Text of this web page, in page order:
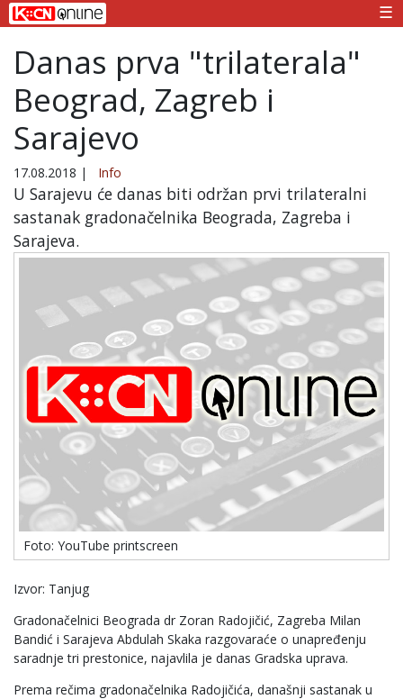
☰
Danas prva "trilaterala"
Beograd, Zagreb i
Sarajevo
17.08.2018 | Info
U Sarajevu će danas biti održan prvi trilateralni
sastanak gradonačelnika Beograda, Zagreba i
Sarajeva.
Foto: YouTube printscreen
Izvor: Tanjug
Gradonačelnici Beograda dr Zoran Radojičić, Zagreba Milan
Bandić i Sarajeva Abdulah Skaka razgovaraće o unapređenju
saradnje tri prestonice, najavlila je danas Gradska uprava.
Prema rečima gradonačelnika Radojičića, današnji sastanak u